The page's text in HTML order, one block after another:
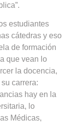
estudiantes
cátedras y eso
de formación
que vean lo
la docencia,
carrera:
hay en la
lo
Médicas,